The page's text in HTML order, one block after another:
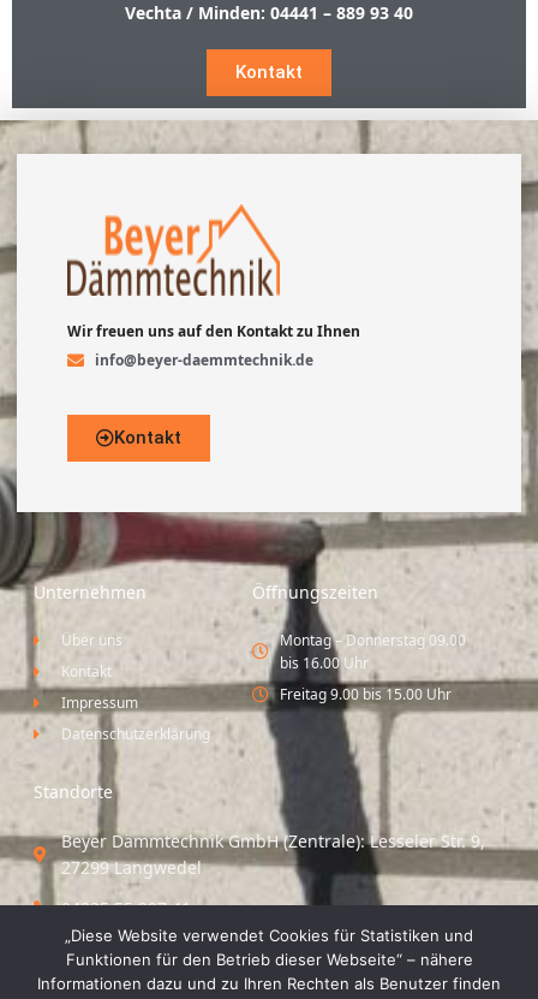
Vechta / Minden: 04441 – 889 93 40
Kontakt
Wir freuen uns auf den Kontakt zu Ihnen
info@beyer-daemmtechnik.de
Kontakt
Unternehmen
Über uns
Kontakt
Impressum
Datenschutzerklärung
Öffnungszeiten
Montag – Donnerstag 09.00
bis 16.00 Uhr
Freitag 9.00 bis 15.00 Uhr
Standorte
Beyer Dämmtechnik GmbH (Zentrale): Lesseler Str. 9,
27299 Langwedel
04235 55 297 41
Standort Vechta / Minden: Osloer Straße 21 49377
Vechta
„Diese Website verwendet Cookies für Statistiken und
Funktionen für den Betrieb dieser Webseite“ – nähere
Informationen dazu und zu Ihren Rechten als Benutzer finden